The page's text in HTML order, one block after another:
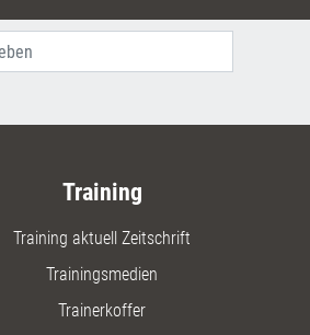
37 digitaler Handouts, um die Inhalte nah
Training
Training aktuell Zeitschrift
Trainingsmedien
Trainerkoffer